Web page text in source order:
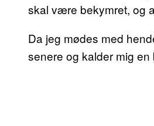
skal være bekymret, og
Da jeg mødes med
senere og kalder mig